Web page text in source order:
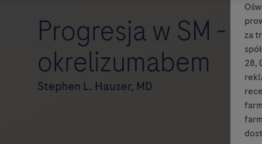
za
28,
Progresja w SM -
okrelizumabem
Stephen L. Hauser, MD